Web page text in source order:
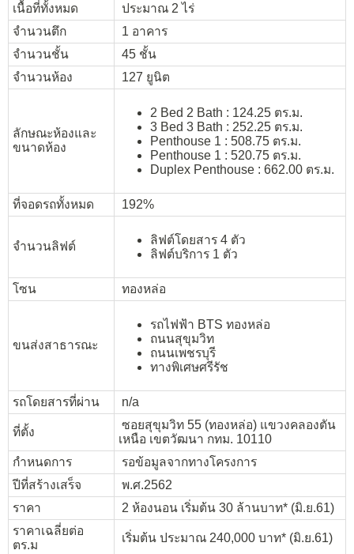
เนื้อที่ทั้งหมด
ประมาณ 2 ไร่
จำนวนตึก
1 อาคาร
จำนวนชั้น
45 ชั้น
จำนวนห้อง
127 ยูนิต
ลักษณะห้องและ
ขนาดห้อง
2 Bed 2 Bath : 124.25 ตร.ม.
3 Bed 3 Bath : 252.25 ตร.ม.
Penthouse 1 : 508.75 ตร.ม.
Penthouse 1 : 520.75 ตร.ม.
Duplex Penthouse : 662.00 ตร.ม.
ที่จอดรถทั้งหมด 192%
จำนวนลิฟต์
ลิฟต์โดยสาร 4 ตัว
ลิฟต์บริการ 1 ตัว
โซน ทองหล่อ
ขนส่งสาธารณะ
รถไฟฟ้า BTS ทองหล่อ
ถนนสุขุมวิท
ถนนเพชรบุรี
ทางพิเศษศรีรัช
รถโดยสารที่ผ่าน n/a
ที่ตั้ง
ซอยสุขุมวิท 55 (ทองหล่อ) แขวงคลองตัน
เหนือ เขตวัฒนา กทม. 10110
กำหนดการ
รอข้อมูลจากทางโครงการ
ปีที่สร้างเสร็จ
พ.ศ.2562
ราคา
2 ห้องนอน เริ่มต้น 30 ล้านบาท* (มิ.ย.61)
ราคาเฉลี่ยต่อ
ตร.ม
เริ่มต้น ประมาณ 240,000 บาท* (มิ.ย.61)